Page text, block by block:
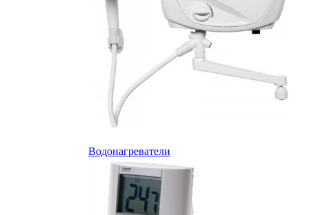
Водонагреватели